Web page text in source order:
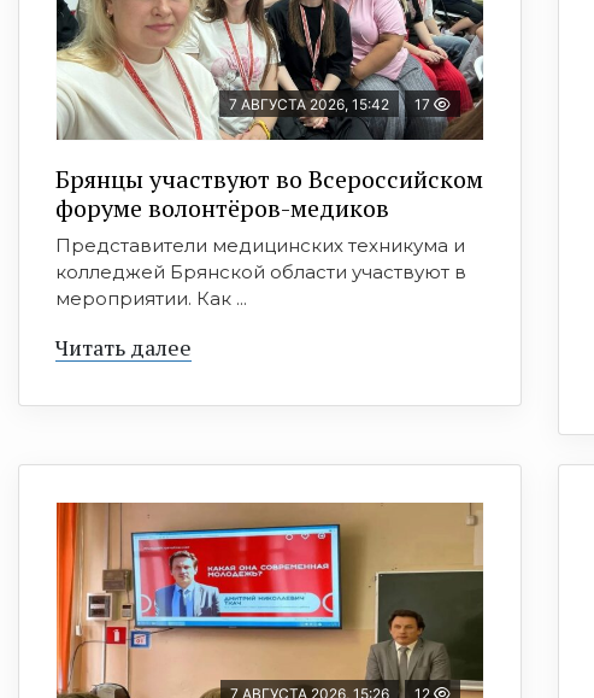
7 АВГУСТА 2026, 15:42 17
Брянцы участвуют во Всероссийском
форуме волонтёров-медиков
Представители медицинских техникума и
колледжей Брянской области участвуют в
мероприятии. Как ...
Читать далее
7 АВГУСТА 2026, 15:26 12